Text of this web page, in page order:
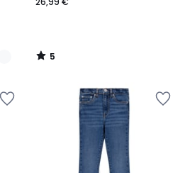
5
/